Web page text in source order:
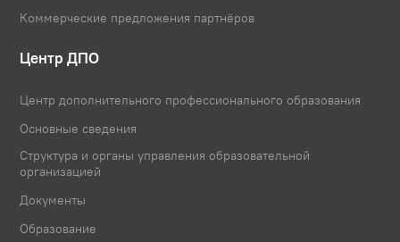
Коммерческие предложения партнёров
Центр ДПО
Центр дополнительного профессионального образования
Основные сведения
Структура и органы управления образовательной
организацией
Документы
Образование